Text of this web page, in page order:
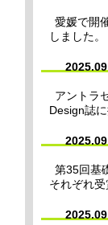
愛媛で開
しました。
2025.09
アントラ
Design誌
2025.09
第35回基
それぞれ受
2025.09